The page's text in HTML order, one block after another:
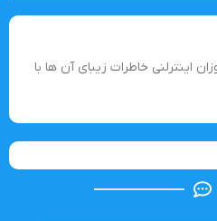
اینترلنی خاطرات زیبای آن ها با